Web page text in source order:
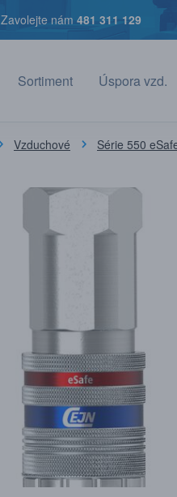
nám 481 311 129
Sortiment Úspora vzd.
Vzduchové Série 550